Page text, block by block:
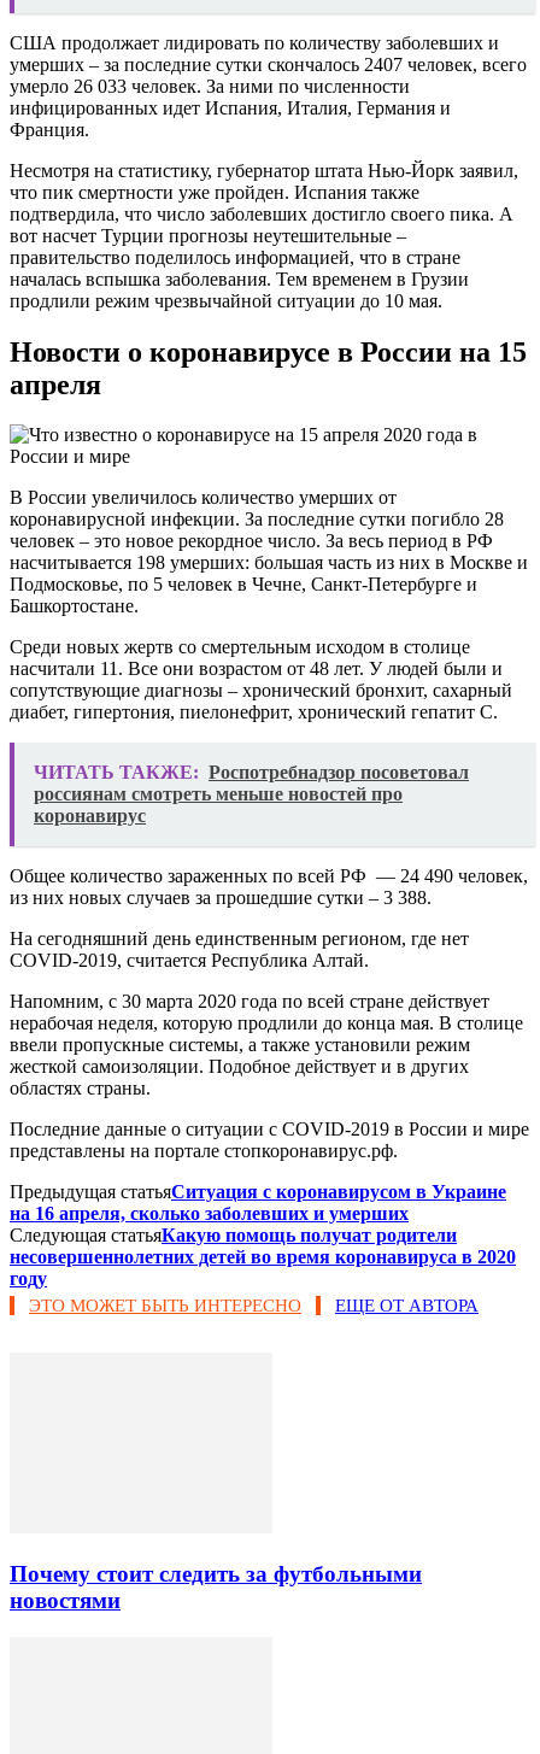
США продолжает лидировать по количеству заболевших и
умерших – за последние сутки скончалось 2407 человек, всего
умерло 26 033 человек. За ними по численности
инфицированных идет Испания, Италия, Германия и
Франция.
Несмотря на статистику, губернатор штата Нью-Йорк заявил,
что пик смертности уже пройден. Испания также
подтвердила, что число заболевших достигло своего пика. А
вот насчет Турции прогнозы неутешительные –
правительство поделилось информацией, что в стране
началась вспышка заболевания. Тем временем в Грузии
продлили режим чрезвычайной ситуации до 10 мая.
Новости о коронавирусе в России на 15
апреля
В России увеличилось количество умерших от
коронавирусной инфекции. За последние сутки погибло 28
человек – это новое рекордное число. За весь период в РФ
насчитывается 198 умерших: большая часть из них в Москве и
Подмосковье, по 5 человек в Чечне, Санкт-Петербурге и
Башкортостане.
Среди новых жертв со смертельным исходом в столице
насчитали 11. Все они возрастом от 48 лет. У людей были и
сопутствующие диагнозы – хронический бронхит, сахарный
диабет, гипертония, пиелонефрит, хронический гепатит С.
ЧИТАТЬ ТАКЖЕ: Роспотребнадзор посоветовал
россиянам смотреть меньше новостей про
коронавирус
Общее количество зараженных по всей РФ — 24 490 человек,
из них новых случаев за прошедшие сутки – 3 388.
На сегодняшний день единственным регионом, где нет
COVID-2019, считается Республика Алтай.
Напомним, с 30 марта 2020 года по всей стране действует
нерабочая неделя, которую продлили до конца мая. В столице
ввели пропускные системы, а также установили режим
жесткой самоизоляции. Подобное действует и в других
областях страны.
Последние данные о ситуации с COVID-2019 в России и мире
представлены на портале стопкоронавирус.рф.
Предыдущая статьяСитуация с коронавирусом в Украине
на 16 апреля, сколько заболевших и умерших
Следующая статьяКакую помощь получат родители
несовершеннолетних детей во время коронавируса в 2020
году
ЭТО МОЖЕТ БЫТЬ ИНТЕРЕСНО ЕЩЕ ОТ АВТОРА
Почему стоит следить за футбольными
новостями